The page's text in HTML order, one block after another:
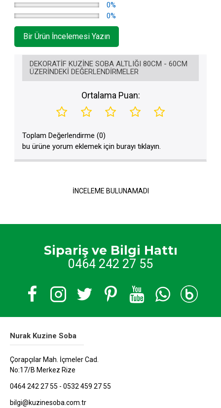
0%
0%
Bir Ürün İncelemesi Yazın
DEKORATIF KUZINE SOBA ALTLIĞI 80CM - 60CM
ÜZERINDEKI DEĞERLENDIRMELER
Ortalama Puan:
Toplam Değerlendirme (0)
bu ürüne yorum eklemek için burayı tıklayın.
İNCELEME BULUNAMADI
Sipariş ve Bilgi Hattı
0464 242 27 55
Nurak Kuzine Soba
Çorapçılar Mah. İçmeler Cad.
No:17/B Merkez Rize
0464 242 27 55 - 0532 459 27 55
bilgi@kuzinesoba.com.tr